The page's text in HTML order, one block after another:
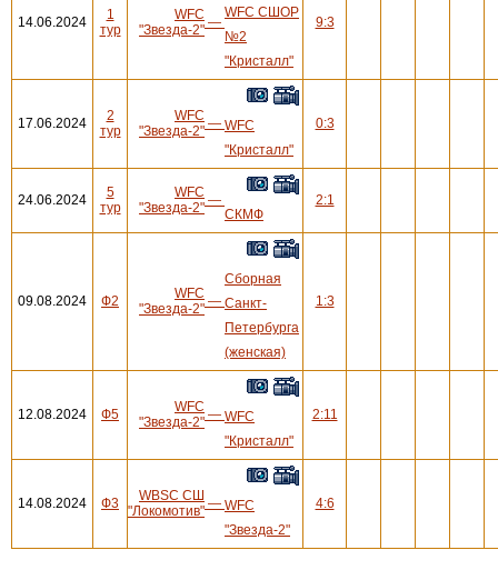
14.06.2024
1
тур
WFC
"Звезда-2" —
WFC СШОР
№2
"Кристалл"
9:3
17.06.2024
2
тур
WFC
"Звезда-2" — WFC
"Кристалл"
0:3
24.06.2024
5
тур
WFC
"Звезда-2" —
СКМФ
2:1
09.08.2024 Ф2
WFC
"Звезда-2" —
Сборная
Санкт-
Петербурга
(женская)
1:3
12.08.2024 Ф5
WFC
"Звезда-2" — WFC
"Кристалл"
2:11
14.08.2024 Ф3
WBSC СШ
"Локомотив" — WFC
"Звезда-2"
4:6